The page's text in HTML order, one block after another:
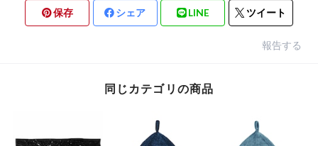
保存 シェア LINE ツイート
報告する
同じカテゴリの商品